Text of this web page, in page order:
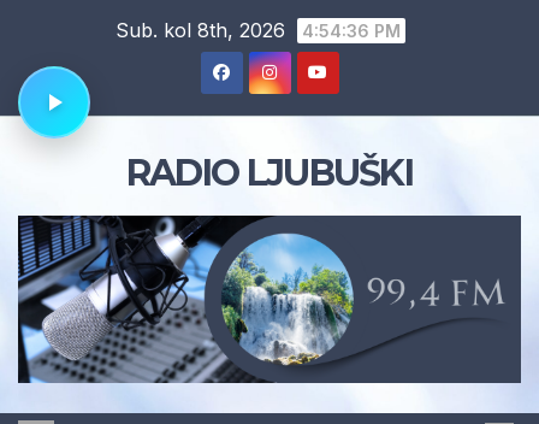
content
Sub. kol 8th, 2026 4:54:36 PM
RADIO LJUBUŠKI